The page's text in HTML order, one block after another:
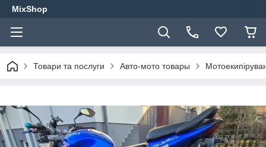
MixShop
Товари та послуги Авто-мото товары